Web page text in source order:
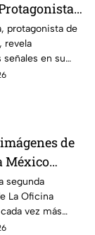
su cuerpo
de
protagonista de
revela
señales en su
el rodaje de la
de
México
2 y un
teorías
segunda
La Oficina
vez más
elenco ya se